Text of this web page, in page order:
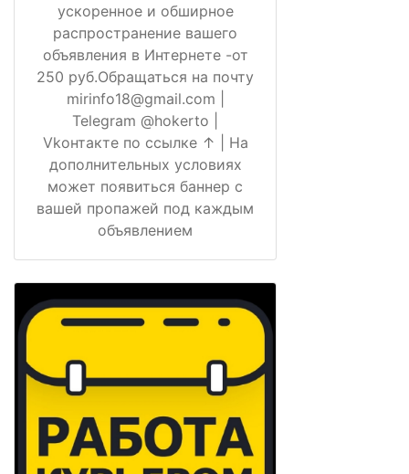
ускоренное и обширное
распространение вашего
объявления в Интернете -от
250 руб.Обращаться на почту
mirinfo18@gmail.com |
Telegram @hokerto |
Vkонтакте по ссылке ↑ | На
дополнительных условиях
может появиться баннер с
вашей пропажей под каждым
объявлением